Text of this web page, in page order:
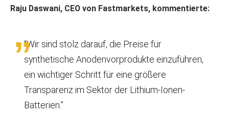
Raju Daswani, CEO von Fastmarkets, kommentierte:
“Wir sind stolz darauf, die Preise für
synthetische Anodenvorprodukte einzuführen,
ein wichtiger Schritt für eine größere
Transparenz im Sektor der Lithium-Ionen-
Batterien.”